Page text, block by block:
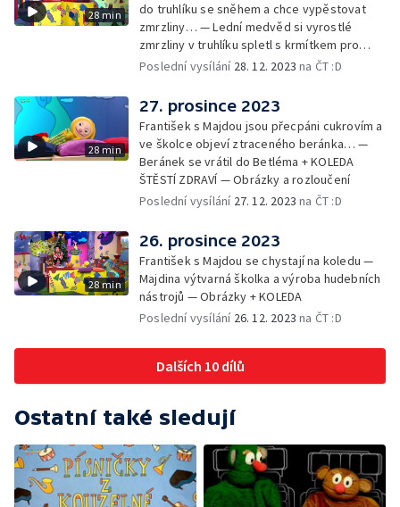
28 min
do truhlíku se sněhem a chce vypěstovat
zmrzliny… — Lední medvěd si vyrostlé
zmrzliny v truhlíku spletl s krmítkem pro
medvědy… — Kompas od medvěda +
Poslední vysílání 28. 12. 2023 na ČT :D
28 min
27. prosince 2023
František s Majdou jsou přecpáni cukrovím a
ve školce objeví ztraceného beránka… —
Beránek se vrátil do Betléma + KOLEDA
ŠTĚSTÍ ZDRAVÍ — Obrázky a rozloučení
Poslední vysílání 27. 12. 2023 na ČT :D
28 min
26. prosince 2023
František s Majdou se chystají na koledu —
Majdina výtvarná školka a výroba hudebních
nástrojů — Obrázky + KOLEDA
Poslední vysílání 26. 12. 2023 na ČT :D
Dalších 10 dílů
Ostatní také sledují